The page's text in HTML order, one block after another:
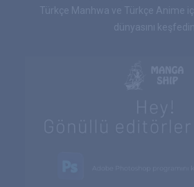
Türkçe Manhwa ve Türkçe Anime
dünyasını